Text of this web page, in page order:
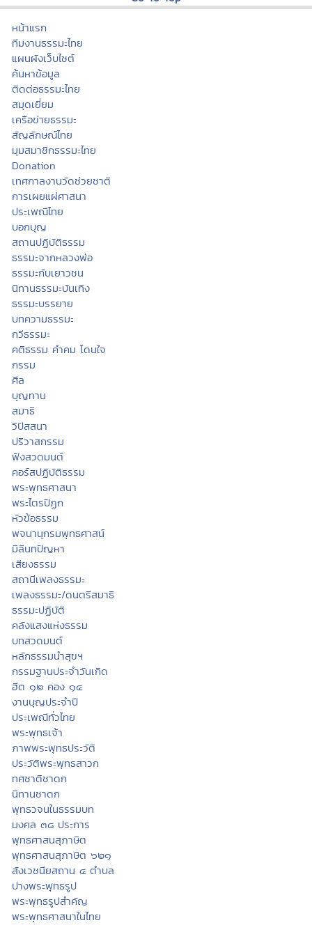
หน้าแรก
ทีมงานธรรมะไทย
แผนผังเว็บไซต์
ค้นหาข้อมูล
ติดต่อธรรมะไทย
สมุดเยี่ยม
เครือข่ายธรรมะ
สัญลักษณ์ไทย
มุมสมาชิกธรรมะไทย
Donation
เทศกาลงานวัดช่วยชาติ
การเผยแผ่ศาสนา
ประเพณีไทย
บอกบุญ
สถานปฏิบัติธรรม
ธรรมะจากหลวงพ่อ
ธรรมะกับเยาวชน
นิทานธรรมะบันเทิง
ธรรมะบรรยาย
บทความธรรมะ
กวีธรรมะ
คติธรรม คำคม โดนใจ
กรรม
ศีล
บุญทาน
สมาธิ
วิปัสสนา
ปริวาสกรรม
ฟังสวดมนต์
คอร์สปฏิบัติธรรม
พระพุทธศาสนา
พระไตรปิฏก
หัวข้อธรรม
พจนานุกรมพุทธศาสน์
มิลินทปัญหา
เสียงธรรม
สถานีเพลงธรรมะ
เพลงธรรมะ/ดนตรีสมาธิ
ธรรมะปฏิบัติ
คลังแสงแห่งธรรม
บทสวดมนต์
หลักธรรมนำสุขฯ
กรรมฐานประจำวันเกิด
ฮีต ๑๒ คอง ๑๔
งานบุญประจำปี
ประเพณีทั่วไทย
พระพุทธเจ้า
ภาพพระพุทธประวัติ
ประวัติพระพุทธสาวก
ทศชาติชาดก
นิทานชาดก
พุทธวจนในธรรมบท
มงคล ๓๘ ประการ
พุทธศาสนสุภาษิต
พุทธศาสนสุภาษิต ๖๒๑
สังเวชนียสถาน ๔ ตำบล
ปางพระพุทธรูป
พระพุทธรูปสำคัญ
พระพุทธศาสนาในไทย